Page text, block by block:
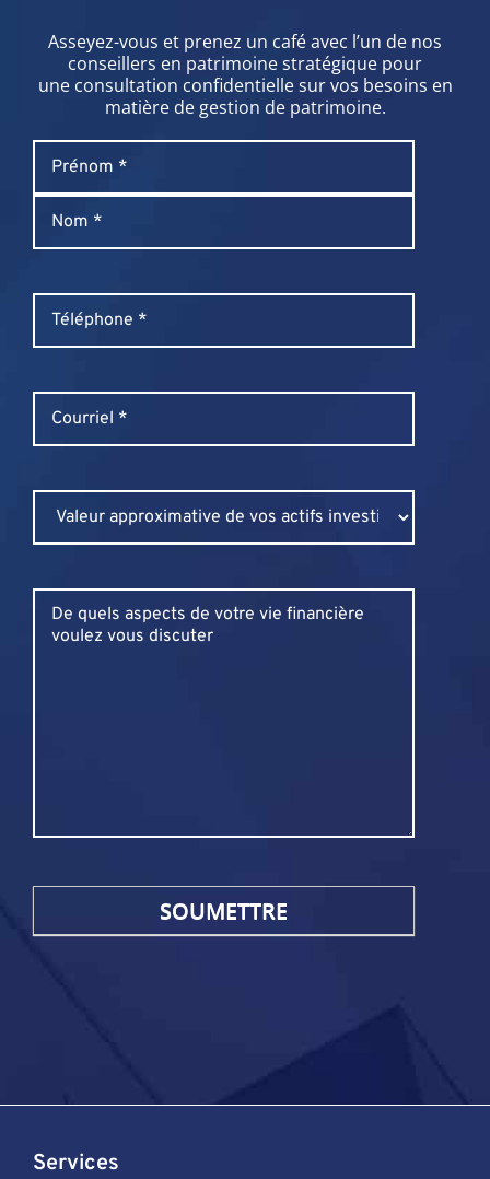
Asseyez-vous et prenez un café avec l’un de nos
conseillers en patrimoine stratégique pour
une consultation confidentielle sur vos besoins en
matière de gestion de patrimoine.
Name*
Prénom
Phone
Email *
Untitled
Untitled
Services